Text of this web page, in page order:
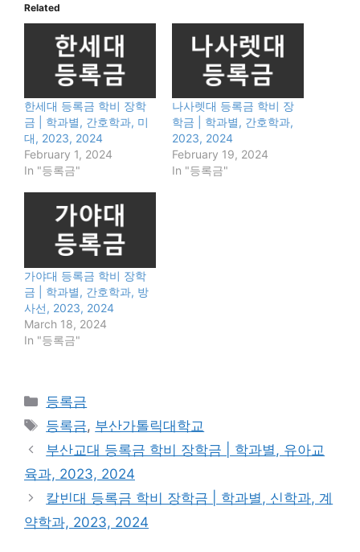
Related
한세대 등록금 학비 장학
금 | 학과별, 간호학과, 미
대, 2023, 2024
February 1, 2024
In "등록금"
나사렛대 등록금 학비 장
학금 | 학과별, 간호학과,
2023, 2024
February 19, 2024
In "등록금"
가야대 등록금 학비 장학
금 | 학과별, 간호학과, 방
사선, 2023, 2024
March 18, 2024
In "등록금"
Categories
등록금
Tags
등록금, 부산가톨릭대학교
부산교대 등록금 학비 장학금 | 학과별, 유아교
육과, 2023, 2024
칼빈대 등록금 학비 장학금 | 학과별, 신학과, 계
약학과, 2023, 2024